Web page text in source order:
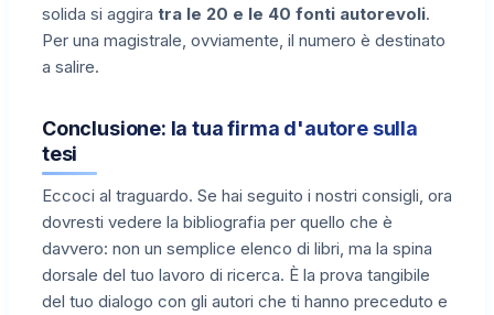
solida si aggira tra le 20 e le 40 fonti autorevoli.
Per una magistrale, ovviamente, il numero è destinato
a salire.
Conclusione: la tua firma d'autore sulla
tesi
Eccoci al traguardo. Se hai seguito i nostri consigli, ora
dovresti vedere la bibliografia per quello che è
davvero: non un semplice elenco di libri, ma la spina
dorsale del tuo lavoro di ricerca. È la prova tangibile
del tuo dialogo con gli autori che ti hanno preceduto e